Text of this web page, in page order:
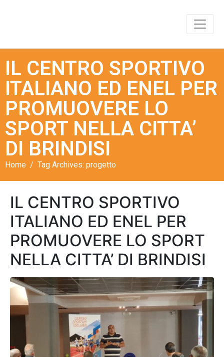
IL CENTRO SPORTIVO
ITALIANO ED ENEL PER
PROMUOVERE LO
SPORT NELLA CITTA’
DI BRINDISI​ ​
Home Tag Archives: progetto
IL CENTRO SPORTIVO
ITALIANO ED ENEL PER
PROMUOVERE LO SPORT
NELLA CITTA’ DI BRINDISI​ ​